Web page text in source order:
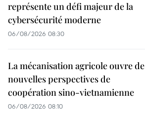
représente un défi majeur de la
cybersécurité moderne
06/08/2026 08:30
La mécanisation agricole ouvre de
nouvelles perspectives de
coopération sino-vietnamienne
06/08/2026 08:10